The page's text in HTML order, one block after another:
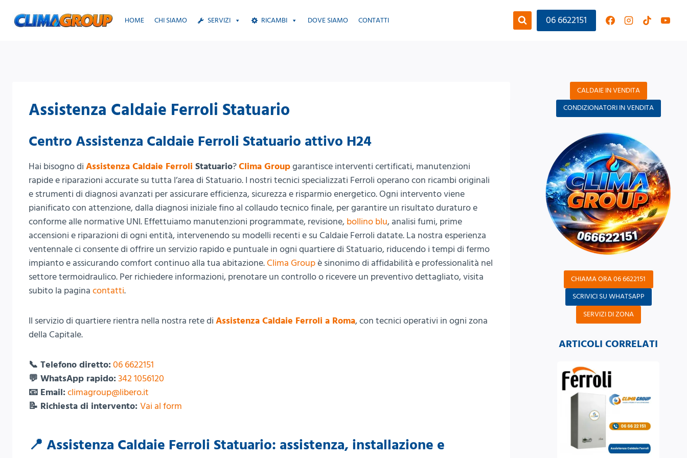
HOME CHI SIAMO SERVIZI RICAMBI DOVE SIAMO CONTATTI 06 6622151
Assistenza Caldaie Ferroli Statuario
Centro Assistenza Caldaie Ferroli Statuario attivo H24
Hai bisogno di Assistenza Caldaie Ferroli Statuario?Clima Groupgarantisce interventi certificati, manutenzioni
rapide e riparazioni accurate su tutta l’area di Statuario. I nostri tecnici specializzati Ferroli operano con ricambi originali
e strumenti di diagnosi avanzati per assicurare efficienza, sicurezza e risparmio energetico. Ogni intervento viene
pianificato con attenzione, dalla diagnosi iniziale fino al collaudo tecnico finale, per garantire un risultato duraturo e
conforme alle normative UNI. Effettuiamo manutenzioni programmate, revisione, bollino blu, analisi fumi, prime
accensioni e riparazioni di ogni entità, intervenendo su modelli recenti e su Caldaie Ferroli datate. La nostra esperienza
ventennale ci consente di offrire un servizio rapido e puntuale in ogni quartiere di Statuario, riducendo i tempi di fermo
impianto e assicurando comfort continuo alla tua abitazione.Clima Groupè sinonimo di affidabilità e professionalità nel
settore termoidraulico. Per richiedere informazioni, prenotare un controllo o ricevere un preventivo dettagliato, visita
subito la pagina contatti.
Il servizio di quartiere rientra nella nostra rete di Assistenza Caldaie Ferroli a Roma, con tecnici operativi in ogni zona
della Capitale.
📞 Telefono diretto: 06 6622151
💬 WhatsApp rapido: 342 1056120
📧 Email: climagroup@libero.it
📝 Richiesta di intervento: Vai al form
📍 Assistenza Caldaie Ferroli Statuario: assistenza, installazione e
CALDAIE IN VENDITA
CONDIZIONATORI IN VENDITA
CHIAMA ORA 06 6622151
SCRIVICI SU WHATSAPP
SERVIZI DI ZONA
ARTICOLI CORRELATI